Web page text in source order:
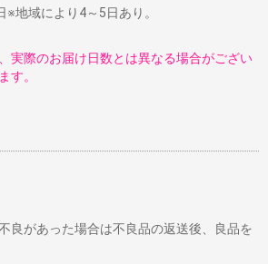
地域により4～5日あり。
実際のお届け日数とは異なる場合がござい
す。
良があった場合は不良品の返送後、良品を
す。